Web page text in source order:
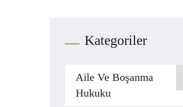
Kategoriler
Aile Ve Boşanma
Hukuku